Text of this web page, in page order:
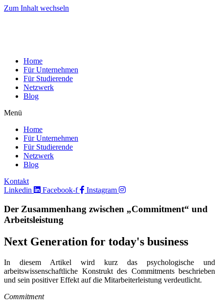
Zum Inhalt wechseln
Home
Für Unternehmen
Für Studierende
Netzwerk
Blog
Menü
Home
Für Unternehmen
Für Studierende
Netzwerk
Blog
Kontakt
Linkedin
Facebook-f Instagram
Der Zusammenhang zwischen „Commitment“ und
Arbeitsleistung
Next Generation for today's business
In diesem Artikel wird kurz das psychologische und
arbeitswissenschaftliche Konstrukt des Commitments beschrieben
und sein positiver Effekt auf die Mitarbeiterleistung verdeutlicht.
Commitment